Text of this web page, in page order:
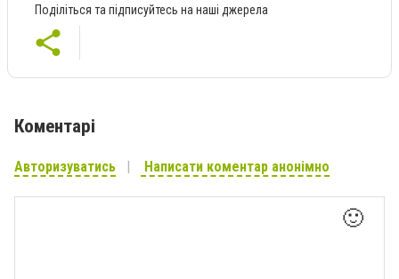
Поділіться та підписуйтесь на наші джерела
Коментарі
Авторизуватись Написати коментар анонімно
🙂